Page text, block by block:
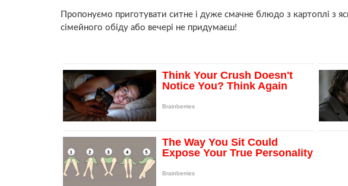
Пропонуємо приготувати ситне і дуже смачне блюдо з картоплі з
сімейного обіду або вечері не придумаєш!